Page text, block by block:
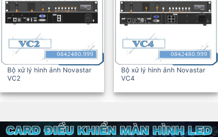
Bộ xử lý hình ảnh Novastar
VC2
Bộ xử lý hình ảnh Novastar
VC4